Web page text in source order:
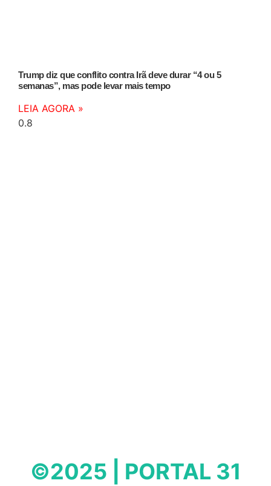
Trump diz que conflito contra Irã deve durar “4 ou 5
semanas”, mas pode levar mais tempo
LEIA AGORA »
©2025 | PORTAL 31